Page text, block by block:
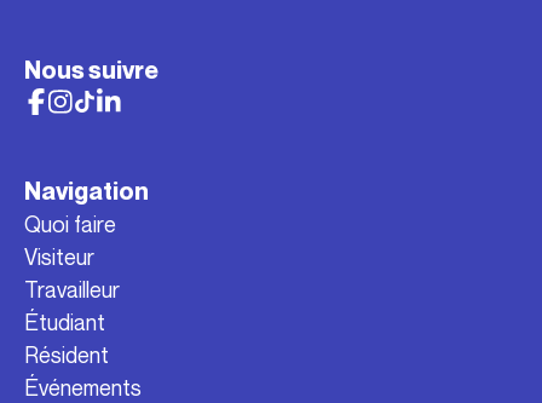
Nous suivre
Navigation
Quoi faire
Visiteur
Travailleur
Étudiant
Résident
Événements